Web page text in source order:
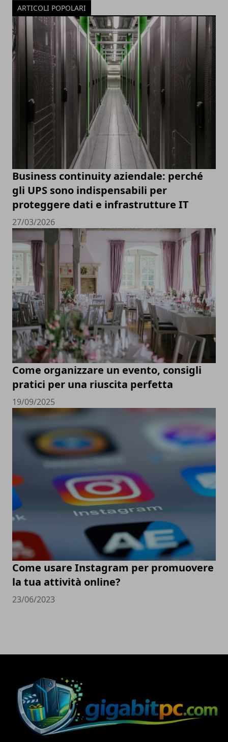
ARTICOLI POPOLARI
Business continuity aziendale: perché
gli UPS sono indispensabili per
proteggere dati e infrastrutture IT
27/03/2026
Come organizzare un evento, consigli
pratici per una riuscita perfetta
19/09/2025
Come usare Instagram per promuovere
la tua attività online?
23/06/2023